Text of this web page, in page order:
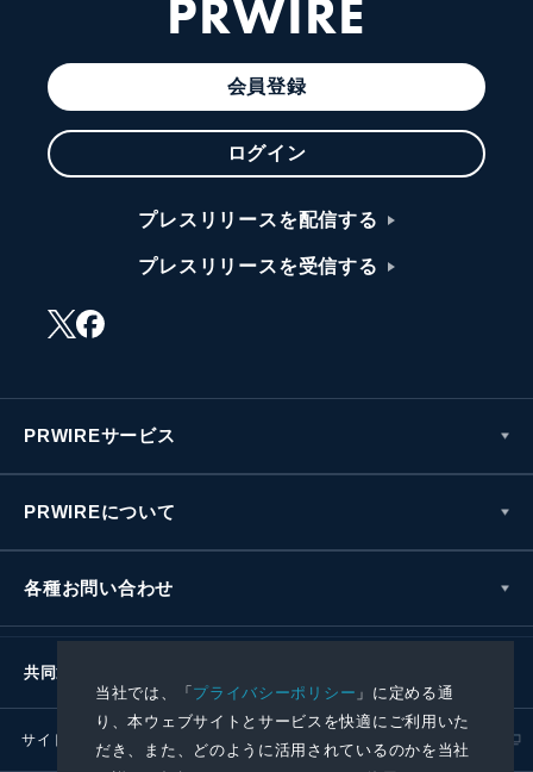
当社では、「プライバシーポリシー 」に定める通
り、本ウェブサイトとサービスを快適にご利用いた
だき、また、どのように活用されているのかを当社
PRWIRE
会員登録
ログイン
プレスリリースを配信する
プレスリリースを受信する
PRWIREサービス
PRWIREについて
各種お問い合わせ
共同通信社グループ
サイトポリシー プライバシーポリシー